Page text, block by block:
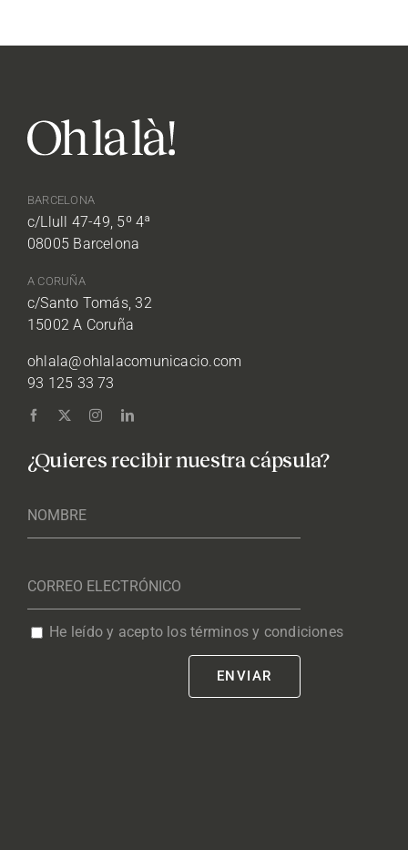
BARCELONA
c/Llull 47-49, 5º 4ª
08005 Barcelona
A CORUÑA
c/Santo Tomás, 32
15002 A Coruña
ohlala@ohlalacomunicacio.com
93 125 33 73
¿Quieres recibir nuestra cápsula?
He leído y acepto los términos y condiciones